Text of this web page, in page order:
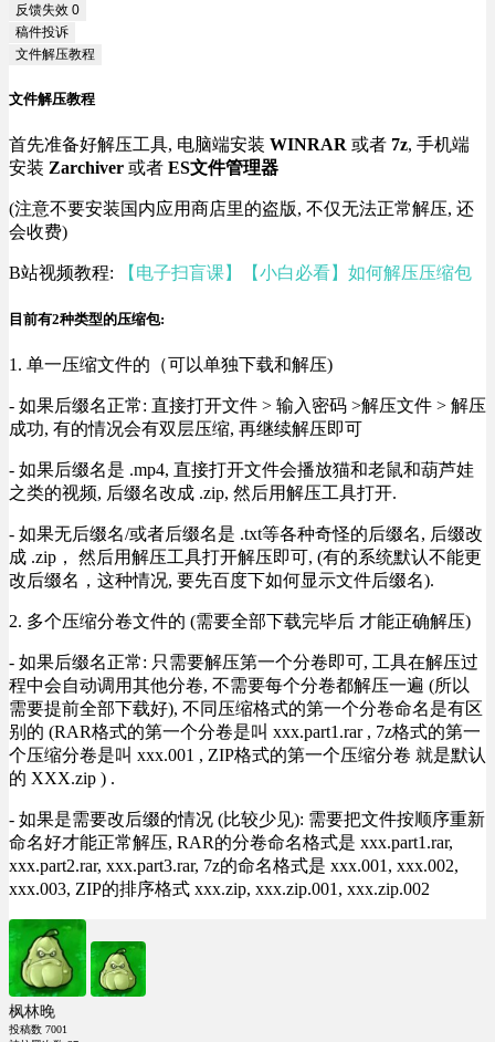
反馈失效 0
稿件投诉
文件解压教程
文件解压教程
首先准备好解压工具, 电脑端安装 WINRAR 或者 7z, 手机端
安装 Zarchiver 或者 ES文件管理器
(注意不要安装国内应用商店里的盗版, 不仅无法正常解压, 还
会收费)
B站视频教程: 【电子扫盲课】【小白必看】如何解压压缩包
目前有2种类型的压缩包:
1. 单一压缩文件的（可以单独下载和解压)
- 如果后缀名正常: 直接打开文件 > 输入密码 >解压文件 > 解压
成功, 有的情况会有双层压缩, 再继续解压即可
- 如果后缀名是 .mp4, 直接打开文件会播放猫和老鼠和葫芦娃
之类的视频, 后缀名改成 .zip, 然后用解压工具打开.
- 如果无后缀名/或者后缀名是 .txt等各种奇怪的后缀名, 后缀改
成 .zip， 然后用解压工具打开解压即可, (有的系统默认不能更
改后缀名，这种情况, 要先百度下如何显示文件后缀名).
2. 多个压缩分卷文件的 (需要全部下载完毕后 才能正确解压)
- 如果后缀名正常: 只需要解压第一个分卷即可, 工具在解压过
程中会自动调用其他分卷, 不需要每个分卷都解压一遍 (所以
需要提前全部下载好), 不同压缩格式的第一个分卷命名是有区
别的 (RAR格式的第一个分卷是叫 xxx.part1.rar , 7z格式的第一
个压缩分卷是叫 xxx.001 , ZIP格式的第一个压缩分卷 就是默认
的 XXX.zip ) .
- 如果是需要改后缀的情况 (比较少见): 需要把文件按顺序重新
命名好才能正常解压, RAR的分卷命名格式是 xxx.part1.rar,
xxx.part2.rar, xxx.part3.rar, 7z的命名格式是 xxx.001, xxx.002,
xxx.003, ZIP的排序格式 xxx.zip, xxx.zip.001, xxx.zip.002
枫林晚
投稿数 7001